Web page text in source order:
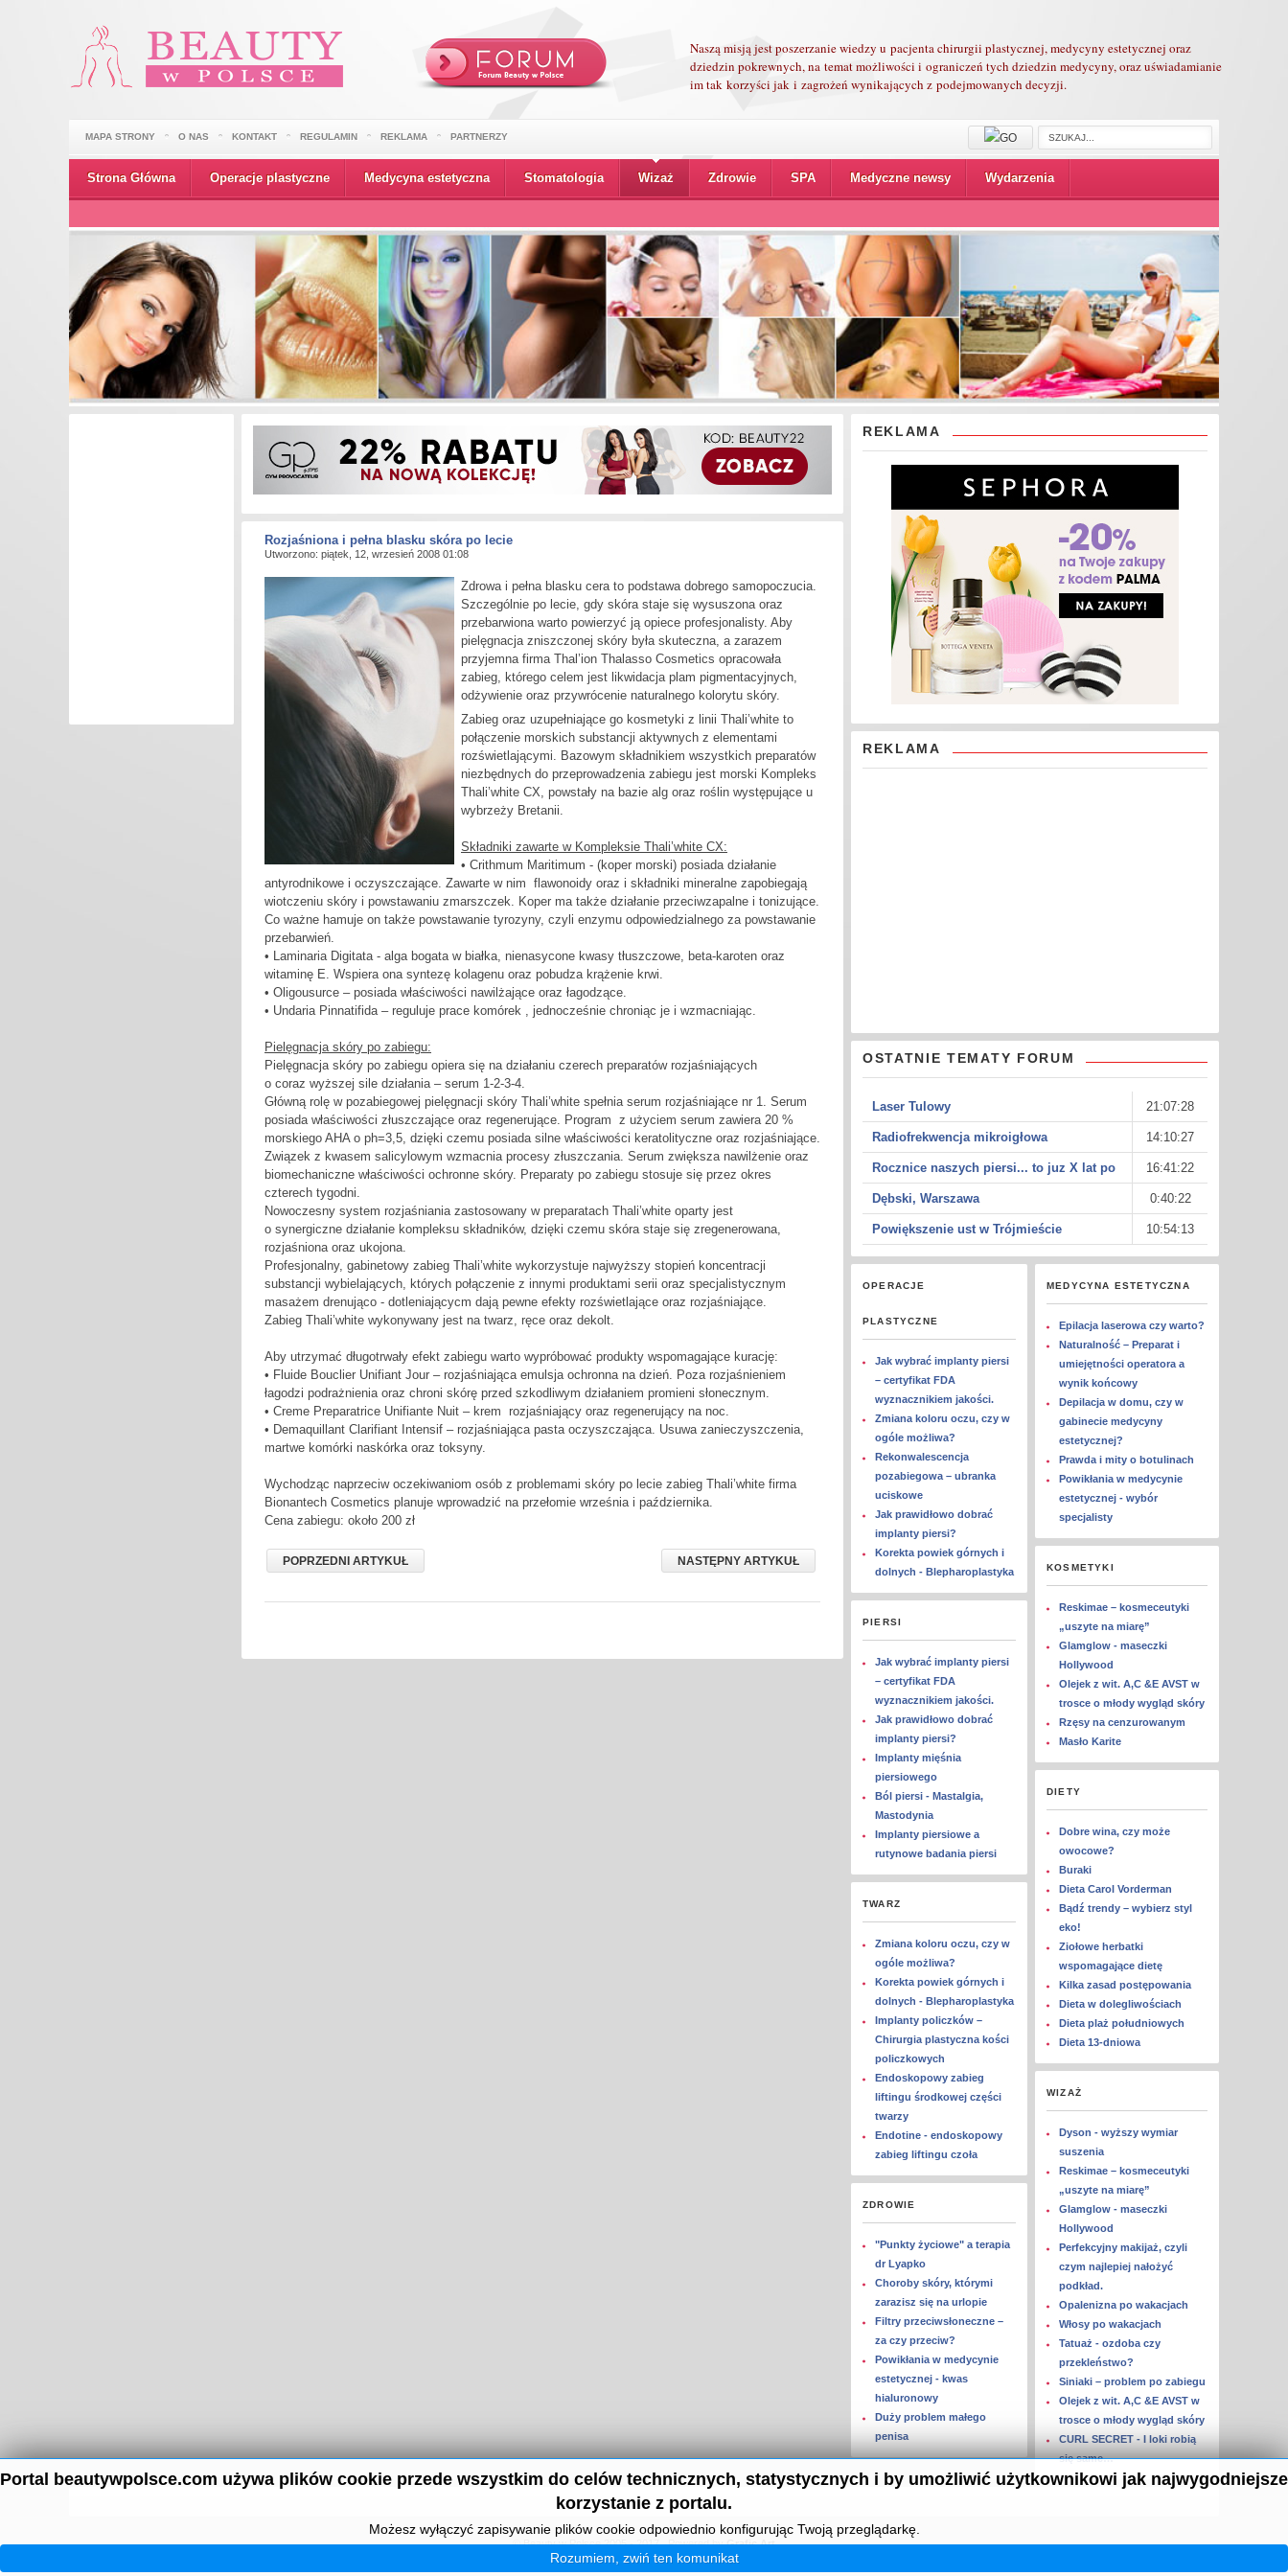
Naszą misją jest poszerzanie wiedzy u pacjenta chirurgii plastycznej, medycyny estetycznej oraz
dziedzin pokrewnych, na temat możliwości i ograniczeń tych dziedzin medycyny, oraz uświadamianie
im tak korzyści jak i zagrożeń wynikających z podejmowanych decyzji.
MAPA STRONY O NAS KONTAKT REGULAMIN REKLAMA PARTNERZY
Strona Główna Operacje plastyczne Medycyna estetyczna Stomatologia Wizaż Zdrowie SPA Medyczne newsy Wydarzenia
Rozjaśniona i pełna blasku skóra po lecie
Utworzono: piątek, 12, wrzesień 2008 01:08
Zdrowa i pełna blasku cera to podstawa dobrego samopoczucia.
Szczególnie po lecie, gdy skóra staje się wysuszona oraz
przebarwiona warto powierzyć ją opiece profesjonalisty. Aby
pielęgnacja zniszczonej skóry była skuteczna, a zarazem
przyjemna firma Thal’ion Thalasso Cosmetics opracowała
zabieg, którego celem jest likwidacja plam pigmentacyjnych,
odżywienie oraz przywrócenie naturalnego kolorytu skóry.
Zabieg oraz uzupełniające go kosmetyki z linii Thali’white to
połączenie morskich substancji aktywnych z elementami
rozświetlającymi. Bazowym składnikiem wszystkich preparatów
niezbędnych do przeprowadzenia zabiegu jest morski Kompleks
Thali’white CX, powstały na bazie alg oraz roślin występujące u
wybrzeży Bretanii.
Składniki zawarte w Kompleksie Thali’white CX:
• Crithmum Maritimum - (koper morski) posiada działanie
antyrodnikowe i oczyszczające. Zawarte w nim flawonoidy oraz i składniki mineralne zapobiegają
wiotczeniu skóry i powstawaniu zmarszczek. Koper ma także działanie przeciwzapalne i tonizujące.
Co ważne hamuje on także powstawanie tyrozyny, czyli enzymu odpowiedzialnego za powstawanie
przebarwień.
• Laminaria Digitata - alga bogata w białka, nienasycone kwasy tłuszczowe, beta-karoten oraz
witaminę E. Wspiera ona syntezę kolagenu oraz pobudza krążenie krwi.
• Oligousurce – posiada właściwości nawilżające oraz łagodzące.
• Undaria Pinnatifida – reguluje prace komórek , jednocześnie chroniąc je i wzmacniając.
Pielęgnacja skóry po zabiegu:
Pielęgnacja skóry po zabiegu opiera się na działaniu czerech preparatów rozjaśniających
o coraz wyższej sile działania – serum 1-2-3-4.
Główną rolę w pozabiegowej pielęgnacji skóry Thali’white spełnia serum rozjaśniające nr 1. Serum
posiada właściwości złuszczające oraz regenerujące. Program z użyciem serum zawiera 20 %
morskiego AHA o ph=3,5, dzięki czemu posiada silne właściwości keratolityczne oraz rozjaśniające.
Związek z kwasem salicylowym wzmacnia procesy złuszczania. Serum zwiększa nawilżenie oraz
biomechaniczne właściwości ochronne skóry. Preparaty po zabiegu stosuje się przez okres
czterech tygodni.
Nowoczesny system rozjaśniania zastosowany w preparatach Thali’white oparty jest
o synergiczne działanie kompleksu składników, dzięki czemu skóra staje się zregenerowana,
rozjaśniona oraz ukojona.
Profesjonalny, gabinetowy zabieg Thali’white wykorzystuje najwyższy stopień koncentracji
substancji wybielających, których połączenie z innymi produktami serii oraz specjalistycznym
masażem drenująco - dotleniającycm dają pewne efekty rozświetlające oraz rozjaśniające.
Zabieg Thali’white wykonywany jest na twarz, ręce oraz dekolt.
Aby utrzymać długotrwały efekt zabiegu warto wypróbować produkty wspomagające kurację:
• Fluide Bouclier Unifiant Jour – rozjaśniająca emulsja ochronna na dzień. Poza rozjaśnieniem
łagodzi podrażnienia oraz chroni skórę przed szkodliwym działaniem promieni słonecznym.
• Creme Preparatrice Unifiante Nuit – krem rozjaśniający oraz regenerujący na noc.
• Demaquillant Clarifiant Intensif – rozjaśniająca pasta oczyszczająca. Usuwa zanieczyszczenia,
martwe komórki naskórka oraz toksyny.
Wychodząc naprzeciw oczekiwaniom osób z problemami skóry po lecie zabieg Thali’white firma
Bionantech Cosmetics planuje wprowadzić na przełomie września i października.
Cena zabiegu: około 200 zł
POPRZEDNI ARTYKUŁ NASTĘPNY ARTYKUŁ
REKLAMA
REKLAMA
OSTATNIE TEMATY FORUM
Laser Tulowy 21:07:28
Radiofrekwencja mikroigłowa 14:10:27
Rocznice naszych piersi... to juz X lat po 16:41:22
Dębski, Warszawa 0:40:22
Powiększenie ust w Trójmieście 10:54:13
OPERACJE
PLASTYCZNE
Jak wybrać implanty piersi
– certyfikat FDA
wyznacznikiem jakości.
Zmiana koloru oczu, czy w
ogóle możliwa?
Rekonwalescencja
pozabiegowa – ubranka
uciskowe
Jak prawidłowo dobrać
implanty piersi?
Korekta powiek górnych i
dolnych - Blepharoplastyka
PIERSI
Jak wybrać implanty piersi
– certyfikat FDA
wyznacznikiem jakości.
Jak prawidłowo dobrać
implanty piersi?
Implanty mięśnia
piersiowego
Ból piersi - Mastalgia,
Mastodynia
Implanty piersiowe a
rutynowe badania piersi
TWARZ
Zmiana koloru oczu, czy w
ogóle możliwa?
Korekta powiek górnych i
dolnych - Blepharoplastyka
Implanty policzków –
Chirurgia plastyczna kości
policzkowych
Endoskopowy zabieg
liftingu środkowej części
twarzy
Endotine - endoskopowy
zabieg liftingu czoła
ZDROWIE
"Punkty życiowe" a terapia
dr Lyapko
Choroby skóry, którymi
zarazisz się na urlopie
Filtry przeciwsłoneczne –
za czy przeciw?
Powikłania w medycynie
estetycznej - kwas
hialuronowy
Duży problem małego
penisa
MEDYCYNA ESTETYCZNA
Epilacja laserowa czy warto?
Naturalność – Preparat i
umiejętności operatora a
wynik końcowy
Depilacja w domu, czy w
gabinecie medycyny
estetycznej?
Prawda i mity o botulinach
Powikłania w medycynie
estetycznej - wybór
specjalisty
KOSMETYKI
Reskimae – kosmeceutyki
„uszyte na miarę”
Glamglow - maseczki
Hollywood
Olejek z wit. A,C &E AVST w
trosce o młody wygląd skóry
Rzęsy na cenzurowanym
Masło Karite
DIETY
Dobre wina, czy może
owocowe?
Buraki
Dieta Carol Vorderman
Bądź trendy – wybierz styl
eko!
Ziołowe herbatki
wspomagające dietę
Kilka zasad postępowania
Dieta w dolegliwościach
Dieta plaż południowych
Dieta 13-dniowa
WIZAŻ
Dyson - wyższy wymiar
suszenia
Reskimae – kosmeceutyki
„uszyte na miarę”
Glamglow - maseczki
Hollywood
Perfekcyjny makijaż, czyli
czym najlepiej nałożyć
podkład.
Opalenizna po wakacjach
Włosy po wakacjach
Tatuaż - ozdoba czy
przekleństwo?
Siniaki – problem po zabiegu
Olejek z wit. A,C &E AVST w
trosce o młody wygląd skóry
CURL SECRET - I loki robią
się same…
Portal beautywpolsce.com używa plików cookie przede wszystkim do celów technicznych, statystycznych i by umożliwić użytkownikowi jak najwygodniejsze
korzystanie z portalu.
Możesz wyłączyć zapisywanie plików cookie odpowiednio konfigurując Twoją przeglądarkę.
Rozumiem, zwiń ten komunikat
© Beauty w Polsce 2005 - 2017 . Powered byGrafic Art